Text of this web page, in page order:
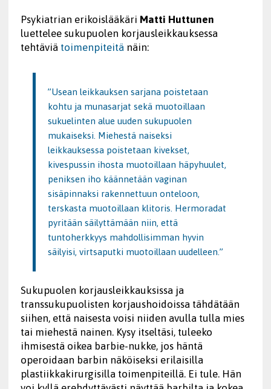
Psykiatrian erikoislääkäri Matti Huttunen
luettelee sukupuolen korjausleikkauksessa
tehtäviä toimenpiteitä näin:
”Usean leikkauksen sarjana poistetaan
kohtu ja munasarjat sekä muotoillaan
sukuelinten alue uuden sukupuolen
mukaiseksi. Miehestä naiseksi
leikkauksessa poistetaan kivekset,
kivespussin ihosta muotoillaan häpyhuulet,
peniksen iho käännetään vaginan
sisäpinnaksi rakennettuun onteloon,
terskasta muotoillaan klitoris. Hermoradat
pyritään säilyttämään niin, että
tuntoherkkyys mahdollisimman hyvin
säilyisi, virtsaputki muotoillaan uudelleen.”
Sukupuolen korjausleikkauksissa ja
transsukupuolisten korjaushoidoissa tähdätään
siihen, että naisesta voisi niiden avulla tulla mies
tai miehestä nainen. Kysy itseltäsi, tuleeko
ihmisestä oikea barbie-nukke, jos häntä
operoidaan barbin näköiseksi erilaisilla
plastiikkakirurgisilla toimenpiteillä. Ei tule. Hän